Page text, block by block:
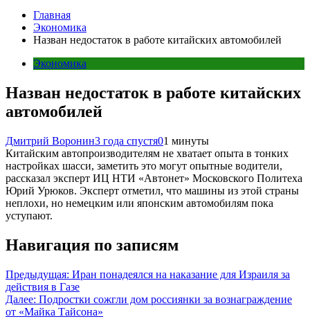
Главная
Экономика
Назван недостаток в работе китайских автомобилей
Экономика
Назван недостаток в работе китайских
автомобилей
Дмитрий Воронин3 года спустя01 минуты
Китайским автопроизводителям не хватает опыта в тонких
настройках шасси, заметить это могут опытные водители,
рассказал эксперт ИЦ НТИ «Автонет» Московского Политеха
Юрий Урюков. Эксперт отметил, что машины из этой страны
неплохи, но немецким или японским автомобилям пока
уступают.
Навигация по записям
Предыдущая: Иран понадеялся на наказание для Израиля за
действия в Газе
Далее: Подростки сожгли дом россиянки за вознаграждение
от «Майка Тайсона»